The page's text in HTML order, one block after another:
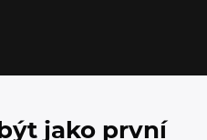
jako první